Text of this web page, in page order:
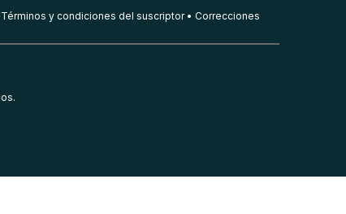
Términos y condiciones del suscriptor Correcciones